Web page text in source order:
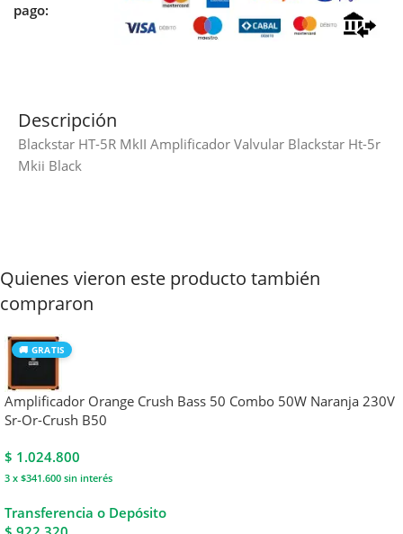
pago:
Descripción
Blackstar HT-5R MkII Amplificador Valvular Blackstar Ht-5r
Mkii Black
Quienes vieron este producto también
compraron
🚚 GRATIS
Amplificador Orange Crush Bass 50 Combo 50W Naranja 230V
Sr-Or-Crush B50
$ 1.024.800
3 x $341.600 sin interés
Transferencia o Depósito